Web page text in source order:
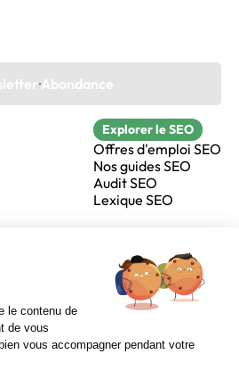
Sur Youtube
Facebook
Abondance
Explorer le SEO
Offres d'emploi SEO
Nos guides SEO
Audit SEO
Lexique SEO